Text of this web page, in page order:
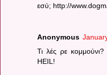
εσύ; http://
Anonymous
Τι λές ρε
HEIL!